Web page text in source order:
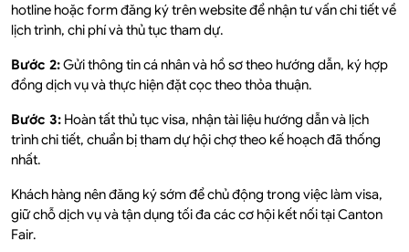
hotline hoặc form đăng ký trên website để nhận tư vấn chi tiết về
lịch trình, chi phí và thủ tục tham dự.
Bước 2:Gửi thông tin cá nhân và hồ sơ theo hướng dẫn, ký hợp
đồng dịch vụ và thực hiện đặt cọc theo thỏa thuận.
Bước 3: Hoàn tất thủ tục visa, nhận tài liệu hướng dẫn và lịch
trình chi tiết, chuẩn bị tham dự hội chợ theo kế hoạch đã thống
nhất.
Khách hàng nên đăng ký sớm để chủ động trong việc làm visa,
giữ chỗ dịch vụ và tận dụng tối đa các cơ hội kết nối tại Canton
Fair.